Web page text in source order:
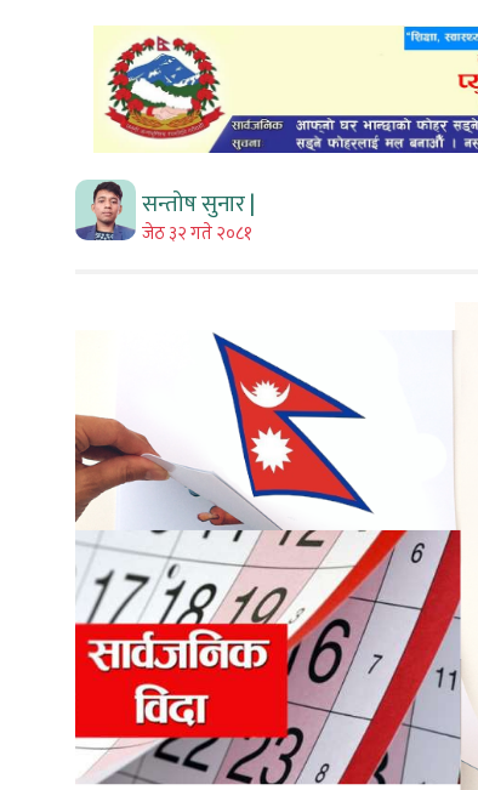
सन्तोष सुनार |
जेठ ३२ गते २०८१